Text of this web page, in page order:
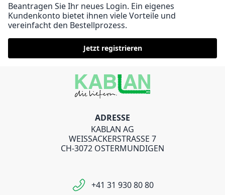
Beantragen Sie Ihr neues Login. Ein eigenes
Kundenkonto bietet ihnen viele Vorteile und
vereinfacht den Bestellprozess.
Jetzt registrieren
ADRESSE
KABLAN AG
WEISSACKERSTRASSE 7
CH-3072 OSTERMUNDIGEN
+41 31 930 80 80